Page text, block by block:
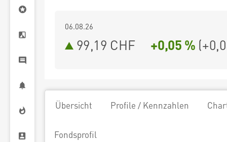
06.08.26
99,19 CHF +0,05 % (
Übersicht Profile / Kennzahlen
Fondsprofil